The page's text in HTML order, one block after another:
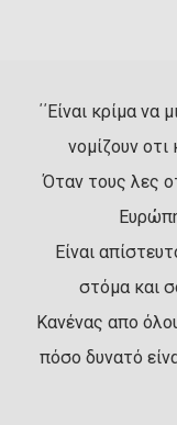
΄΄Είναι κρίμα
νομίζουν
Όταν τους λες
Είναι
στόμα και
Κανένας απο
πόσο δυνατό